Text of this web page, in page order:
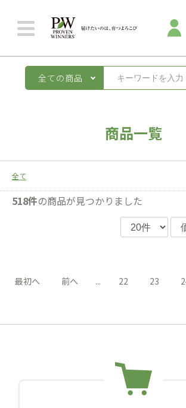
全ての商品
商品一覧
全て
518件の商品が見つかりました
最初へ 前へ ... 22 23